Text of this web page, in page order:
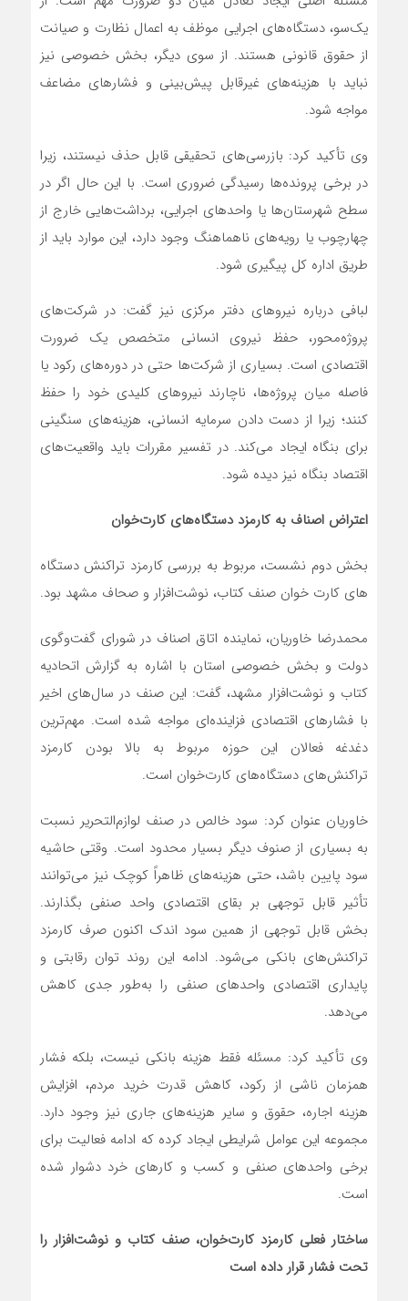
یک‌سو، دستگاه‌های اجرایی موظف به اعمال نظارت و صیانت
از حقوق قانونی هستند. از سوی دیگر، بخش خصوصی نیز
نباید با هزینه‌های غیرقابل پیش‌بینی و فشارهای مضاعف
مواجه شود.
وی تأکید کرد: بازرسی‌های تحقیقی قابل حذف نیستند، زیرا
در برخی پرونده‌ها رسیدگی ضروری است. با این حال اگر در
سطح شهرستان‌ها یا واحدهای اجرایی، برداشت‌هایی خارج از
چهارچوب یا رویه‌های ناهماهنگ وجود دارد، این موارد باید از
طریق اداره کل پیگیری شود.
لبافی درباره نیروهای دفتر مرکزی نیز گفت: در شرکت‌های
پروژه‌محور، حفظ نیروی انسانی متخصص یک ضرورت
اقتصادی است. بسیاری از شرکت‌ها حتی در دوره‌های رکود یا
فاصله میان پروژه‌ها، ناچارند نیروهای کلیدی خود را حفظ
کنند؛ زیرا از دست دادن سرمایه انسانی، هزینه‌های سنگینی
برای بنگاه ایجاد می‌کند. در تفسیر مقررات باید واقعیت‌های
اقتصاد بنگاه نیز دیده شود.
اعتراض اصناف به کارمزد دستگاه‌های کارت‌خوان
بخش دوم نشست، مربوط به بررسی کارمزد تراکنش دستگاه
های کارت خوان صنف کتاب، نوشت‌افزار و صحاف مشهد بود.
محمدرضا خاوریان، نماینده اتاق اصناف در شورای گفت‌وگوی
دولت و بخش خصوصی استان با اشاره به گزارش اتحادیه
کتاب و نوشت‌افزار مشهد، گفت: این صنف در سال‌های اخیر
با فشارهای اقتصادی فزاینده‌ای مواجه شده است. مهم‌ترین
دغدغه فعالان این حوزه مربوط به بالا بودن کارمزد
تراکنش‌های دستگاه‌های کارت‌خوان است.
خاوریان عنوان کرد: سود خالص در صنف لوازم‌التحریر نسبت
به بسیاری از صنوف دیگر بسیار محدود است. وقتی حاشیه
سود پایین باشد، حتی هزینه‌های ظاهراً کوچک نیز می‌توانند
تأثیر قابل توجهی بر بقای اقتصادی واحد صنفی بگذارند.
بخش قابل توجهی از همین سود اندک اکنون صرف کارمزد
تراکنش‌های بانکی می‌شود. ادامه این روند توان رقابتی و
پایداری اقتصادی واحدهای صنفی را به‌طور جدی کاهش
می‌دهد.
وی تأکید کرد: مسئله فقط هزینه بانکی نیست، بلکه فشار
همزمان ناشی از رکود، کاهش قدرت خرید مردم، افزایش
هزینه اجاره، حقوق و سایر هزینه‌های جاری نیز وجود دارد.
مجموعه این عوامل شرایطی ایجاد کرده که ادامه فعالیت برای
برخی واحدهای صنفی و کسب و کارهای خرد دشوار شده
است.
ساختار فعلی کارمزد کارت‌خوان، صنف کتاب و نوشت‌افزار را
تحت فشار قرار داده است